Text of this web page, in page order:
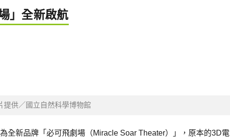
」全新啟航
提供／國立自然科學博物館
全新品牌「必可飛劇場（Miracle Soar Theater）」，原本的3D電